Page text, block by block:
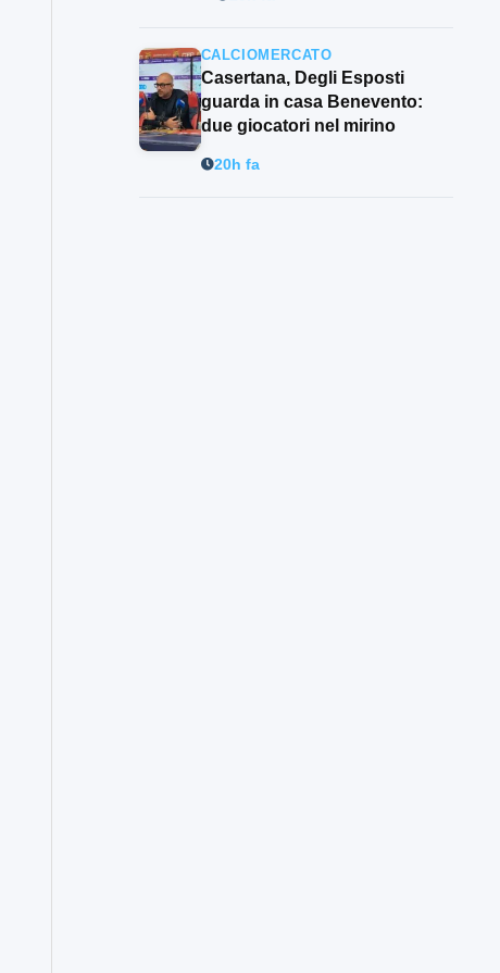
CALCIOMERCATO
Casertana, Degli Esposti
guarda in casa Benevento:
due giocatori nel mirino
20h fa